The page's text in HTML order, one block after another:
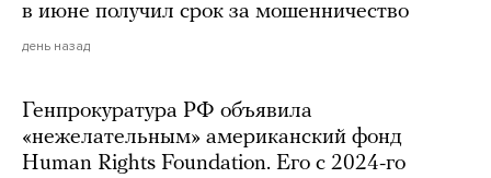
в июне получил срок за мошенничество
день назад
Генпрокуратура РФ объявила
«нежелательным» американский фонд
Human Rights Foundation. Его с 2024-го